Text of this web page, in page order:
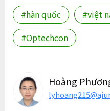
#hàn quốc #việt
#Optechcon
Hoàng